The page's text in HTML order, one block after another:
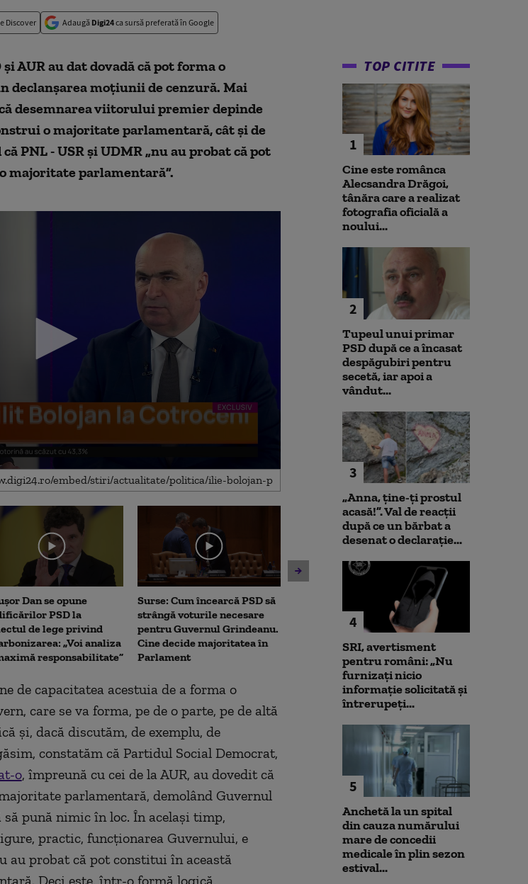
Discover Adaugă Digi24ca sursă preferată în Google
AUR au dat dovadă că pot forma o
declanșarea moțiunii de cenzură. Mai
desemnarea viitorului premier depinde
o majoritate parlamentară, cât și de
PNL - USR și UDMR „nu au probat că pot
majoritate parlamentară”.
Dan se opune
PSD la
de lege privind
„Voi analiza
responsabilitate”
Surse: Cum încearcă PSD să
strângă voturile necesare
pentru Guvernul Grindeanu.
Cine decide majoritatea în
Parlament
Dominic Fritz acuză PSD,
după respingerea legii
integrității, de „un joc
extrem de cinic”
de capacitatea acestuia de a forma o
care se va forma, pe de o parte, pe de altă
și, dacă discutăm, de exemplu, de
constatăm că Partidul Social Democrat,
o, împreună cu cei de la AUR, au dovedit că
parlamentară, demolând Guvernul
pună nimic în loc. În același timp,
practic, funcționarea Guvernului, e
au probat că pot constitui în această
Deci este, într-o formă logică,
TOP CITITE
1
Cine este românca
Alecsandra Drăgoi,
tânăra care a realizat
fotografia oficială a
noului...
2
Tupeul unui primar
PSD după ce a încasat
despăgubiri pentru
secetă, iar apoi a
vândut...
3
„Anna, ţine-ţi prostul
acasă!”. Val de reacții
după ce un bărbat a
desenat o declarație...
4
SRI, avertisment
pentru români: „Nu
furnizați nicio
informație solicitată și
întrerupeți...
5
Anchetă la un spital
din cauza numărului
mare de concedii
medicale în plin sezon
estival...